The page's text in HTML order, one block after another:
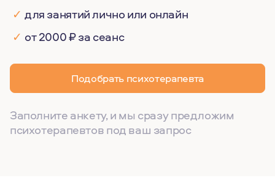
✓ для занятий лично или онлайн
✓ от 2000 ₽ за сеанс
Подобрать психотерапевта
Заполните анкету, и мы сразу предложим
психотерапевтов под ваш запрос